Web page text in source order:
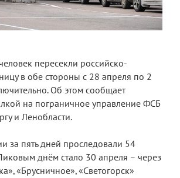
пересекли российско-
в обе стороны с 28 апреля по 2
Об этом сообщает
на пограничное управление ФСБ
и Ленобласти.
за пять дней проследовали 54
днём стало 30 апреля – через
«Брусничное», «Светогорск»